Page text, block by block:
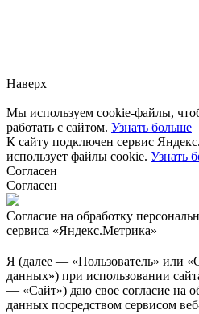
Наверх
Мы используем cookie-файлы,
работать с сайтом. Узнать больше
К сайту подключен сервис
использует файлы cookie. Узнать
Согласен
Согласен
Согласие на обработку
сервиса «Яндекс.Метрика»
Я (далее — «Пользователь» или
данных») при использовании
— «Сайт») даю свое согласие на
данных посредством сервисом